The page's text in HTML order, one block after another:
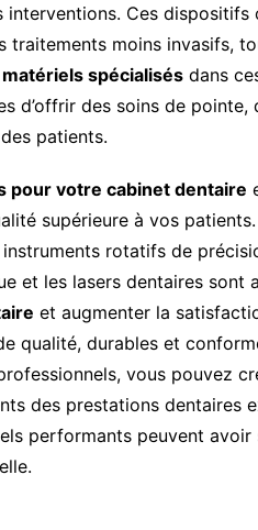
Ces dispositifs
moins invasifs,
matériels spécialisés dans
des soins de pointe,
patients.
pour votre cabinet dentaire
supérieure à vos
rotatifs de
et les lasers dentaires sont
et augmenter la
qualité, durables et
vous pouvez
des prestations dentaires
performants peuvent